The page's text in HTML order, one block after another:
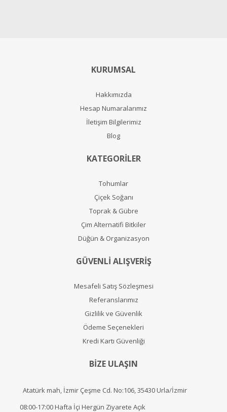
KURUMSAL
Hakkımızda
Hesap Numaralarımız
İletişim Bilgilerimiz
Blog
KATEGORİLER
Tohumlar
Çiçek Soğanı
Toprak & Gübre
Çim Alternatifi Bitkiler
Düğün & Organizasyon
GÜVENLİ ALIŞVERİŞ
Mesafeli Satış Sözleşmesi
Referanslarımız
Gizlilik ve Güvenlik
Ödeme Seçenekleri
Kredi Kartı Güvenliği
BİZE ULAŞIN
Atatürk mah, İzmir Çeşme Cd. No:106, 35430 Urla/İzmir
08:00-17:00 Hafta İçi Hergün Ziyarete Açık